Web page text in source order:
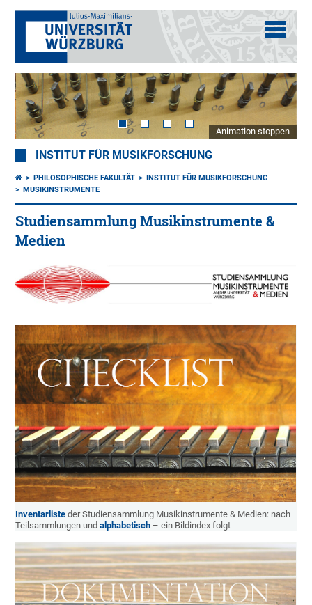
Animation stoppen
INSTITUT FÜR MUSIKFORSCHUNG
PHILOSOPHISCHE FAKULTÄT
INSTITUT FÜR MUSIKFORSCHUNG
MUSIKINSTRUMENTE
Studiensammlung Musikinstrumente &
Medien
Inventarliste der Studiensammlung Musikinstrumente & Medien: nach
Teilsammlungen undalphabetisch – ein Bildindex folgt